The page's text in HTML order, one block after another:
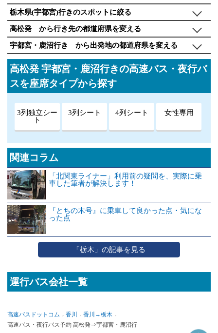
栃木県(宇都宮)行きのスポットに絞る
高松発 から行き先の都道府県を変える
宇都宮・鹿沼行き から出発地の都道府県を変える
高松発 宇都宮・鹿沼行きの高速バス・夜行バ
スを座席タイプから探す
3列独立シー
ト
3列シート 4列シート 女性専用
関連コラム
「北関東ライナー」利用前の疑問を、実際に乗
車した筆者が解決します！
『とちの木号』に乗車して良かった点・気にな
った点
「栃木」の記事を見る
運行バス会社一覧
高速バスドットコム 香川
香川→栃木
高速バス・夜行バス予約 高松発⇒宇都宮・鹿沼行